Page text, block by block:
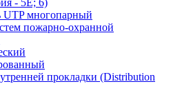
- 5Е; 6)
UTP многопарный
пожарно-охранной
прокладки (Distribution